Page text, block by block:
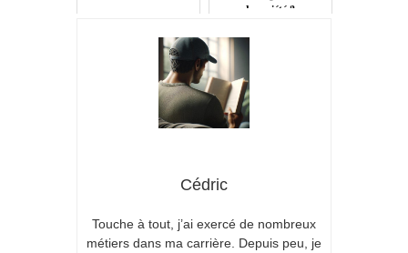
de société ?
Cédric
Touche à tout, j’ai exercé de nombreux
métiers dans ma carrière. Depuis peu, je